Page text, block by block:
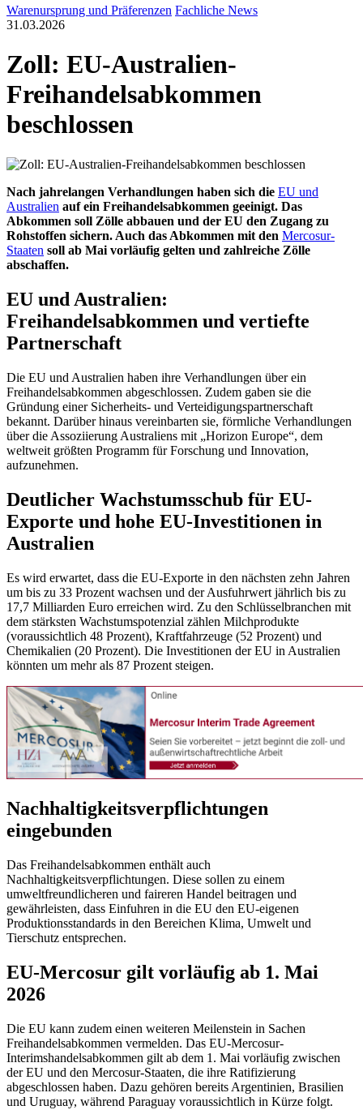
Warenursprung und Präferenzen Fachliche News
31.03.2026
Zoll: EU-Australien-
Freihandelsabkommen
beschlossen
Nach jahrelangen Verhandlungen haben sich die EU und
Australien auf ein Freihandelsabkommen geeinigt. Das
Abkommen soll Zölle abbauen und der EU den Zugang zu
Rohstoffen sichern. Auch das Abkommen mit den Mercosur-
Staaten soll ab Mai vorläufig gelten und zahlreiche Zölle
abschaffen.
EU und Australien:
Freihandelsabkommen und vertiefte
Partnerschaft
Die EU und Australien haben ihre Verhandlungen über ein
Freihandelsabkommen abgeschlossen. Zudem gaben sie die
Gründung einer Sicherheits- und Verteidigungspartnerschaft
bekannt. Darüber hinaus vereinbarten sie, förmliche Verhandlungen
über die Assoziierung Australiens mit „Horizon Europe“, dem
weltweit größten Programm für Forschung und Innovation,
aufzunehmen.
Deutlicher Wachstumsschub für EU-
Exporte und hohe EU-Investitionen in
Australien
Es wird erwartet, dass die EU-Exporte in den nächsten zehn Jahren
um bis zu 33 Prozent wachsen und der Ausfuhrwert jährlich bis zu
17,7 Milliarden Euro erreichen wird. Zu den Schlüsselbranchen mit
dem stärksten Wachstumspotenzial zählen Milchprodukte
(voraussichtlich 48 Prozent), Kraftfahrzeuge (52 Prozent) und
Chemikalien (20 Prozent). Die Investitionen der EU in Australien
könnten um mehr als 87 Prozent steigen.
Nachhaltigkeitsverpflichtungen
eingebunden
Das Freihandelsabkommen enthält auch
Nachhaltigkeitsverpflichtungen. Diese sollen zu einem
umweltfreundlicheren und faireren Handel beitragen und
gewährleisten, dass Einfuhren in die EU den EU-eigenen
Produktionsstandards in den Bereichen Klima, Umwelt und
Tierschutz entsprechen.
EU-Mercosur gilt vorläufig ab 1. Mai
2026
Die EU kann zudem einen weiteren Meilenstein in Sachen
Freihandelsabkommen vermelden. Das EU-Mercosur-
Interimshandelsabkommen gilt ab dem 1. Mai vorläufig zwischen
der EU und den Mercosur-Staaten, die ihre Ratifizierung
abgeschlossen haben. Dazu gehören bereits Argentinien, Brasilien
und Uruguay, während Paraguay voraussichtlich in Kürze folgt.